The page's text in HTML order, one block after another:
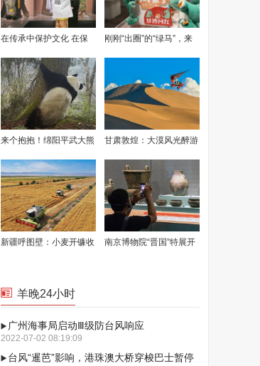
在传承中保护文化 在保
护中传承文化
刚刚“出圈”的“绿马”，来
头可不小
来个抱抱！绵阳平武大熊
猫给你正宗“熊抱”
甘肃敦煌：大漠风光醉游
人
新疆呼图壁：小麦开镰收 南京博物院“晋国”特展开
羊晚24小时
广州海事局启动Ⅲ级防台风响应
2022-07-02 08:19:09
台风“暹芭”影响，港珠澳大桥穿梭巴士暂停